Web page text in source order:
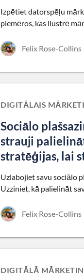
Izpētiet datorspēļu
piemēros, kas ilustrē
Felix Rose-Collins
DIGITĀLAIS
Sociālo
strauji
stratēģijas, lai
Uzlabojiet savu sociālo
Uzziniet, kā palielināt
Felix Rose-Collins
DIGITĀLĀ